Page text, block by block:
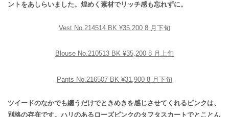
ントをあしらいました。煌めく素材でリッチ感も忘れずに。
Vest No.214514 BK ¥35,200 8 月下旬
Blouse No.210513 BK ¥35,200 8 月上旬
Pants No.216507 BK ¥31,900 8 月下旬
ツイードのなかでも纏うだけでときめきを感じさせてくれるピンクは、
別格の存在です。ハリのあるローズピンクのタフタスカートでとことん